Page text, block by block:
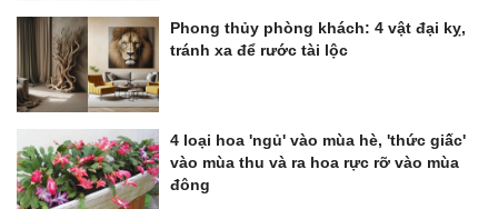
Phong thủy phòng khách: 4 vật đại kỵ,
tránh xa để rước tài lộc
4 loại hoa 'ngủ' vào mùa hè, 'thức giấc'
vào mùa thu và ra hoa rực rỡ vào mùa
đông